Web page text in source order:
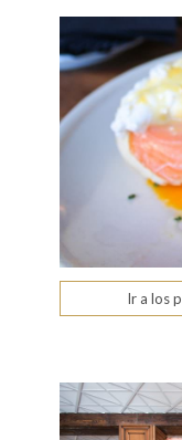
Ir a los